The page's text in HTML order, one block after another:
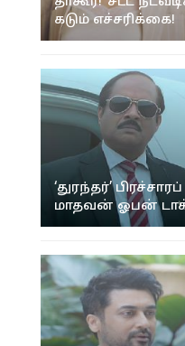
கடும் எச்சரிக்கை!
‘துரந்தர்’
மாதவன் ஓபன்